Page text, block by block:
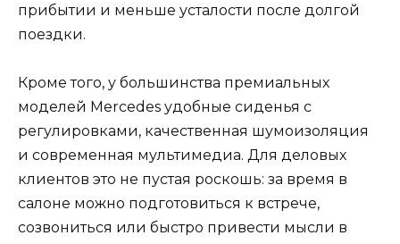
прибытии и меньше усталости после долгой
поездки.
Кроме того, у большинства премиальных
моделей Mercedes удобные сиденья с
регулировками, качественная шумоизоляция
и современная мультимедиа. Для деловых
клиентов это не пустая роскошь: за время в
салоне можно подготовиться к встрече,
созвониться или быстро привести мысли в